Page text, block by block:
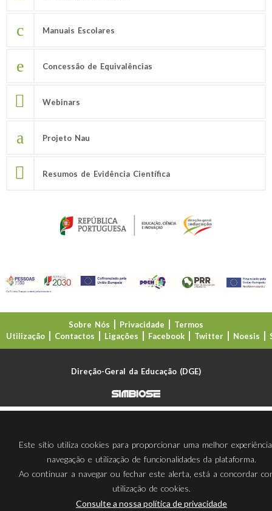
Manuais Escolares
Concessão de Equivalências
Webinars
Projeto Nau
Resumos de Evidência Científica
Sobre Nós Privacidade
Termos
Utilização
Contactos Ligações Facebook Twitter Noesis
Direção-Geral da Educação (DGE)
Este sítio utiliza cookies para proporcionar uma melhor
navegação e utilização de funcionalidades da plataforma.
Ao continuar a navegar ou fechar este alerta, está a concordar
utilização de cookies.
Consulte a nossa política de privacidade